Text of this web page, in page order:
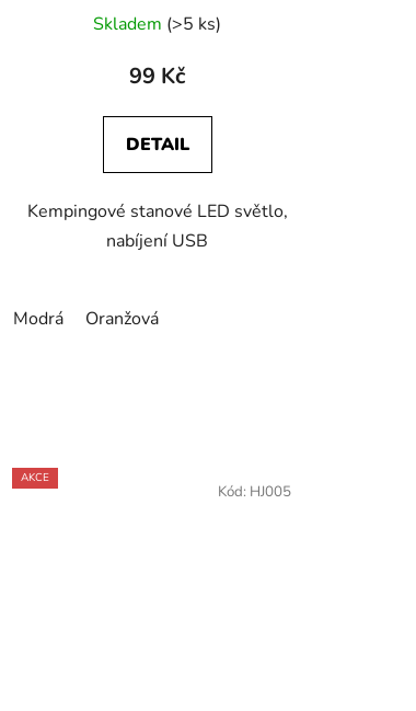
Skladem (>5 ks)
99 Kč
DETAIL
Kempingové stanové LED světlo,
nabíjení USB
Modrá Oranžová
AKCE
Kód: HJ005